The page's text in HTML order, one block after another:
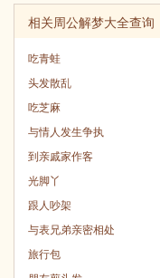
相关周公解梦大全查询
吃青蛙
头发散乱
吃芝麻
与情人发生争执
到亲戚家作客
光脚丫
跟人吵架
与表兄弟亲密相处
旅行包